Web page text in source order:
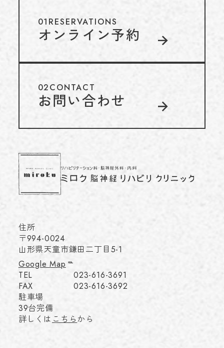
01 RESERVATIONS
オンライン予約
02CONTACT
お問い合わせ
住所
〒994-0024
山形県天童市鎌田二丁目5-1
Google Map
TEL
023-616-3691
FAX
023-616-3692
駐車場
39台完備
詳しくは こちら から